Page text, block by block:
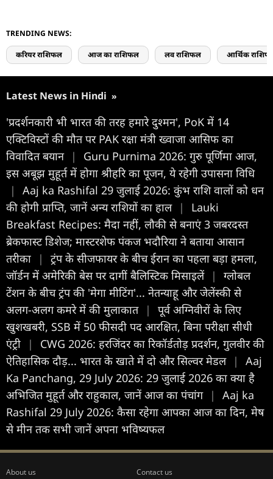
TRENDING NEWS:
करियर राशिफल आज का राशिफल लव राशिफल आर्थिक
Latest News in Hindi »
'प्रदर्शनकारी भी भारत की तरह हमारे दुश्मन', PoK में 14
एक्टिविस्टों की मौत पर PAK रक्षा मंत्री ख्वाजा आसिफ का
विवादित बयान |
Guru Purnima 2026: गुरु पूर्णिमा आज,
इस अबूझ मुहूर्त में होगा श्रीहरि का पूजन, ये रहेगी उपासना विधि
|
Aaj ka Rashifal 29 जुलाई 2026: कुंभ राशि वालों को धन
की होगी प्राप्ति, जानें अन्य राशियों का हाल |
Lauki
Breakfast Recipes: मैदा नहीं, लौकी से बनाएं 3 जबरदस्त
ब्रेकफास्ट डिशेज; मास्टरशेफ पंकज भदौरिया ने बताया आसान
तरीका
|
ट्रंप के सीजफायर के बीच ईरान का पहला बड़ा हमला,
जॉर्डन में अमेरिकी बेस पर दागीं बैलिस्टिक मिसाइलें |
ग्लोबल
टेंशन के बीच ट्रंप की 'मेगा मीटिंग'... नेतन्याहू और जेलेंस्की से
अलग-अलग कमरे में की मुलाकात |
पूर्व अग्निवीरों के लिए
खुशखबरी, SSB में 50 फीसदी पद आरक्षित, बिना परीक्षा सीधी
एंट्री
|
CWG 2026: हरजिंदर का रिकॉर्डतोड़ प्रदर्शन, गुलवीर की
ऐतिहासिक दौड़... भारत के खाते में दो और सिल्वर मेडल |
Aaj
Ka Panchang, 29 July 2026: 29 जुलाई 2026 का क्या है
अभिजित मुहूर्त और राहुकाल, जानें आज का पंचांग |
Aaj ka
Rashifal 29 July 2026: कैसा रहेगा आपका आज का द‍िन, मेष
से मीन तक सभी जानें अपना भविष्यफल
About us Contact us